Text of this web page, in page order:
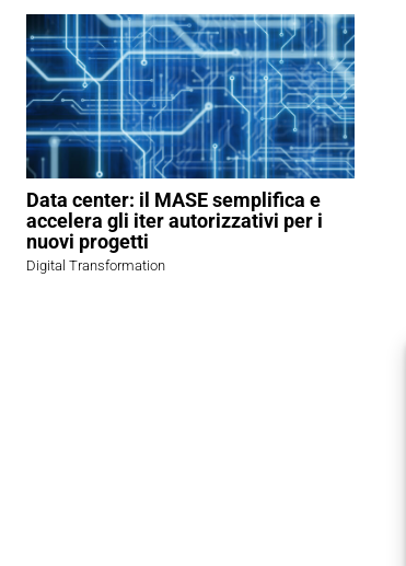
Data center: il MASE semplifica e
accelera gli iter autorizzativi per i
nuovi progetti
Digital Transformation